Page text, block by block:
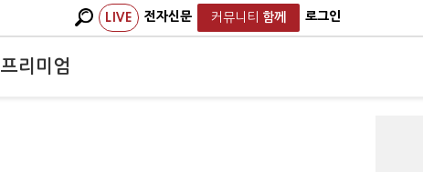
LIVE 전자신문 커뮤니티 함께 로그인
프리미엄